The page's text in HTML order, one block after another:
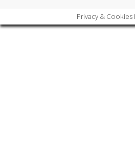
Privacy & Cookies